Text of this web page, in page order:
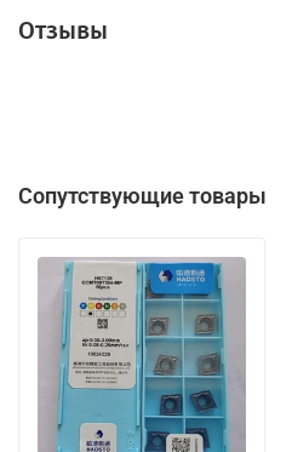
Отзывы
Сопутствующие товары